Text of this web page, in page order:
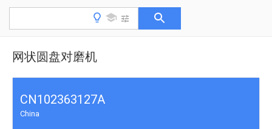
网状圆盘对磨机
CN102363127A
China